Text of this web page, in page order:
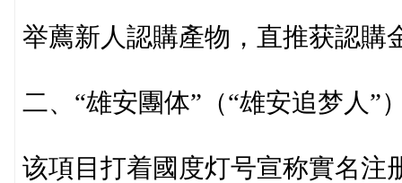
举薦新人認購產物，直推获認購
二、“雄安團体”（“雄安追梦人”
该項目打着國度灯号宣称實名注